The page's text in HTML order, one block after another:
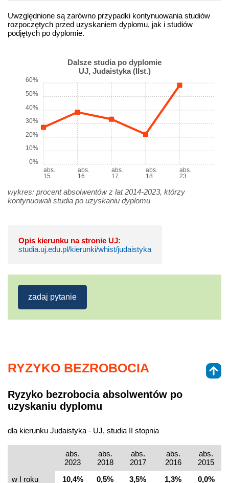
Uwzględnione są zarówno przypadki kontynuowania studiów
rozpoczętych przed uzyskaniem dyplomu, jak i studiów
podjętych po dyplomie.
Dalsze studia po dyplomie
UJ, Judaistyka (IIst.)
abs.
15
abs.
16
abs.
17
abs.
18
abs.
23
0%
10%
20%
30%
40%
50%
60%
wykres: procent absolwentów z lat 2014-2023, którzy
kontynuowali studia po uzyskaniu dyplomu
Opis kierunku na stronie UJ:
studia.uj.edu.pl/kierunki/whist/judaistyka
zadaj pytanie
RYZYKO BEZROBOCIA
Ryzyko bezrobocia absolwentów po
uzyskaniu dyplomu
dla kierunku Judaistyka - UJ, studia II stopnia
abs.
2023
abs.
2018
abs.
2017
abs.
2016
abs.
2015
w I roku
10,4% 0,5% 3,5% 1,3% 0,0%